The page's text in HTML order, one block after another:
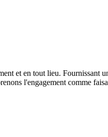
et en tout lieu. Fournissant
l'engagement comme